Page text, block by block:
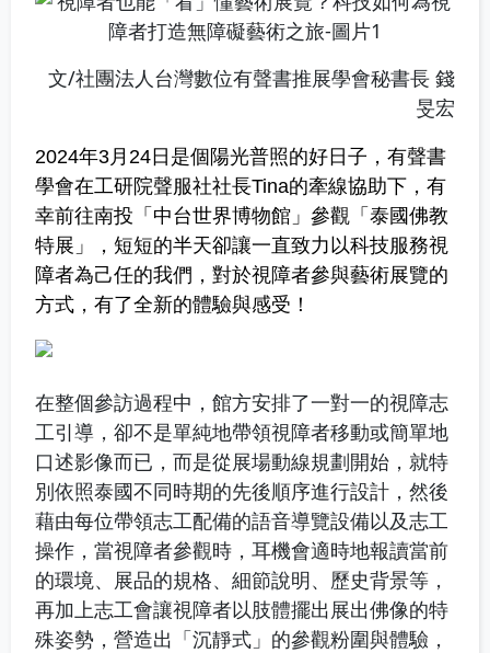
文/社團法人台灣數位有聲書推展學會秘書長 錢
旻宏
2024年3月24日是個陽光普照的好日子，有聲書
學會在工研院聲服社社長Tina的牽線協助下，有
幸前往南投「中台世界博物館」參觀「泰國佛教
特展」，短短的半天卻讓一直致力以科技服務視
障者為己任的我們，對於視障者參與藝術展覽的
方式，有了全新的體驗與感受！
在整個參訪過程中，館方安排了一對一的視障志
工引導，卻不是單純地帶領視障者移動或簡單地
口述影像而已，而是從展場動線規劃開始，就特
別依照泰國不同時期的先後順序進行設計，然後
藉由每位帶領志工配備的語音導覽設備以及志工
操作，當視障者參觀時，耳機會適時地報讀當前
的環境、展品的規格、細節說明、歷史背景等，
再加上志工會讓視障者以肢體擺出展出佛像的特
殊姿勢，營造出「沉靜式」的參觀粉圍與體驗，